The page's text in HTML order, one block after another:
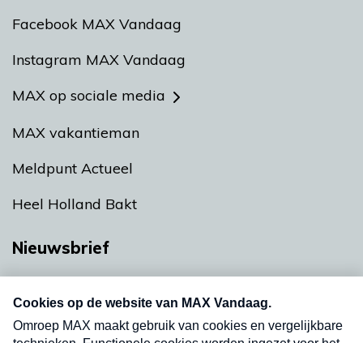
Facebook MAX Vandaag
Instagram MAX Vandaag
MAX op sociale media
MAX vakantieman
Meldpunt Actueel
Heel Holland Bakt
Nieuwsbrief
Neem hier een gratis abonnement op onze
nieuwsbrief. Elke vrijdag- en dinsdagochtend in
uw mailbox.